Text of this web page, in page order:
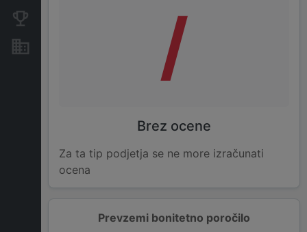
Prevzemi bonitetno poročilo
/
Brez ocene
Za ta tip podjetja se ne more izračunati
ocena